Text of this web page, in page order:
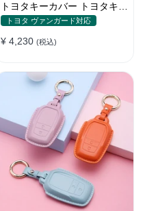
トヨタキーカバー トヨタキー
ケース 本革レザー
トヨタ ヴァンガード対応
¥ 4,230 (税込)